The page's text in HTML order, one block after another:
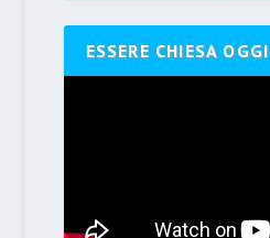
ESSERE CHIESA OGGI